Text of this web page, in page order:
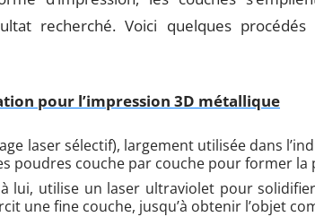
recherché. Voici quelques
pour l’impression 3D métallique
laser sélectif), largement utilisée dans
poudres couche par couche pour former la
lui, utilise un laser ultraviolet pour
une fine couche, jusqu’à obtenir l’objet